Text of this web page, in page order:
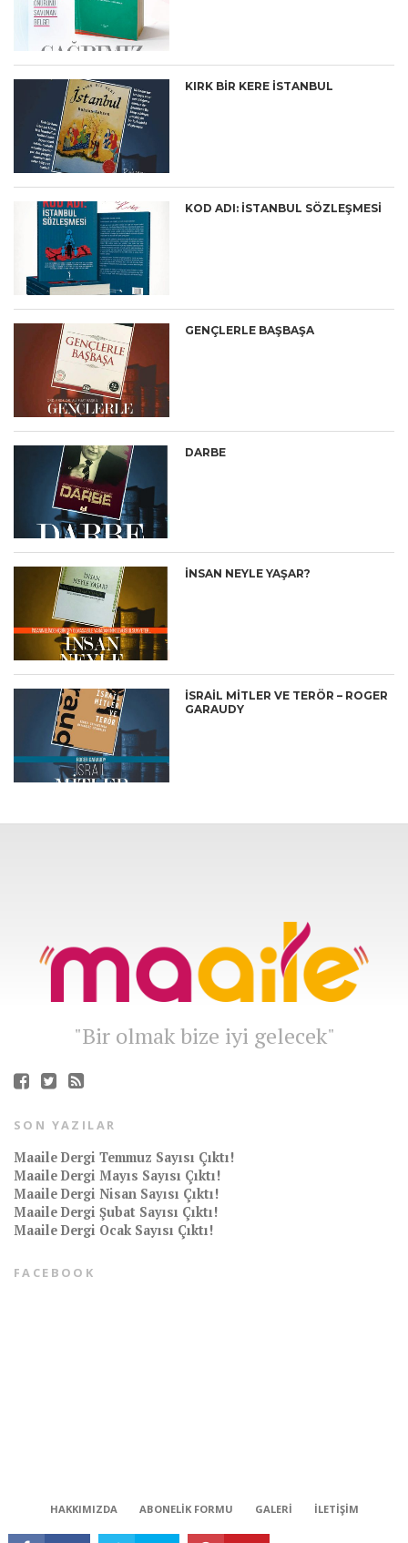
KIRK BİR KERE İSTANBUL
KOD ADI: İSTANBUL SÖZLEŞMESİ
GENÇLERLE BAŞBAŞA
DARBE
İNSAN NEYLE YAŞAR?
İSRAİL MİTLER VE TERÖR – ROGER
GARAUDY
"Bir olmak bize iyi gelecek"
SON YAZILAR
Maaile Dergi Temmuz Sayısı Çıktı!
Maaile Dergi Mayıs Sayısı Çıktı!
Maaile Dergi Nisan Sayısı Çıktı!
Maaile Dergi Şubat Sayısı Çıktı!
Maaile Dergi Ocak Sayısı Çıktı!
FACEBOOK
HAKKIMIZDA ABONELIK FORMU GALERI
İLETIŞIM
Tüm hakları saklıdır © 2018 | Maaile bir Milli Medya kuruluşudur.